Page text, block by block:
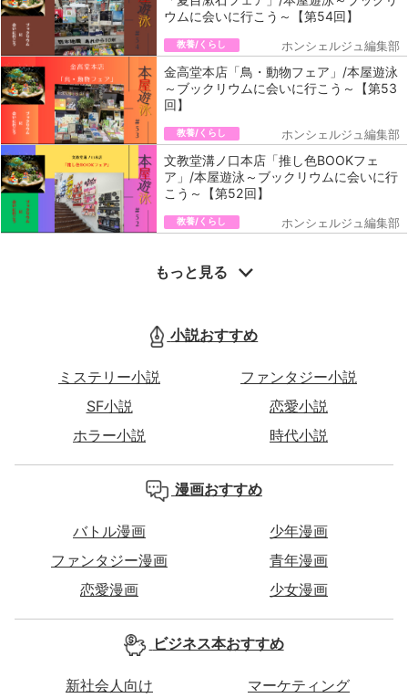
ウムに会いに行こう～【第54回】
教養/くらし ホンシェルジュ編集部
金高堂本店「鳥・動物フェア」/本屋遊泳
～ブックリウムに会いに行こう～【第53
回】
教養/くらし ホンシェルジュ編集部
文教堂溝ノ口本店「推し色BOOKフェ
ア」/本屋遊泳～ブックリウムに会いに行
こう～【第52回】
教養/くらし ホンシェルジュ編集部
もっと見る
小説おすすめ
ミステリー小説
ファンタジー小説
SF小説
恋愛小説
ホラー小説
時代小説
漫画おすすめ
バトル漫画
少年漫画
ファンタジー漫画
青年漫画
恋愛漫画
少女漫画
ビジネス本おすすめ
新社会人向け
マーケティング